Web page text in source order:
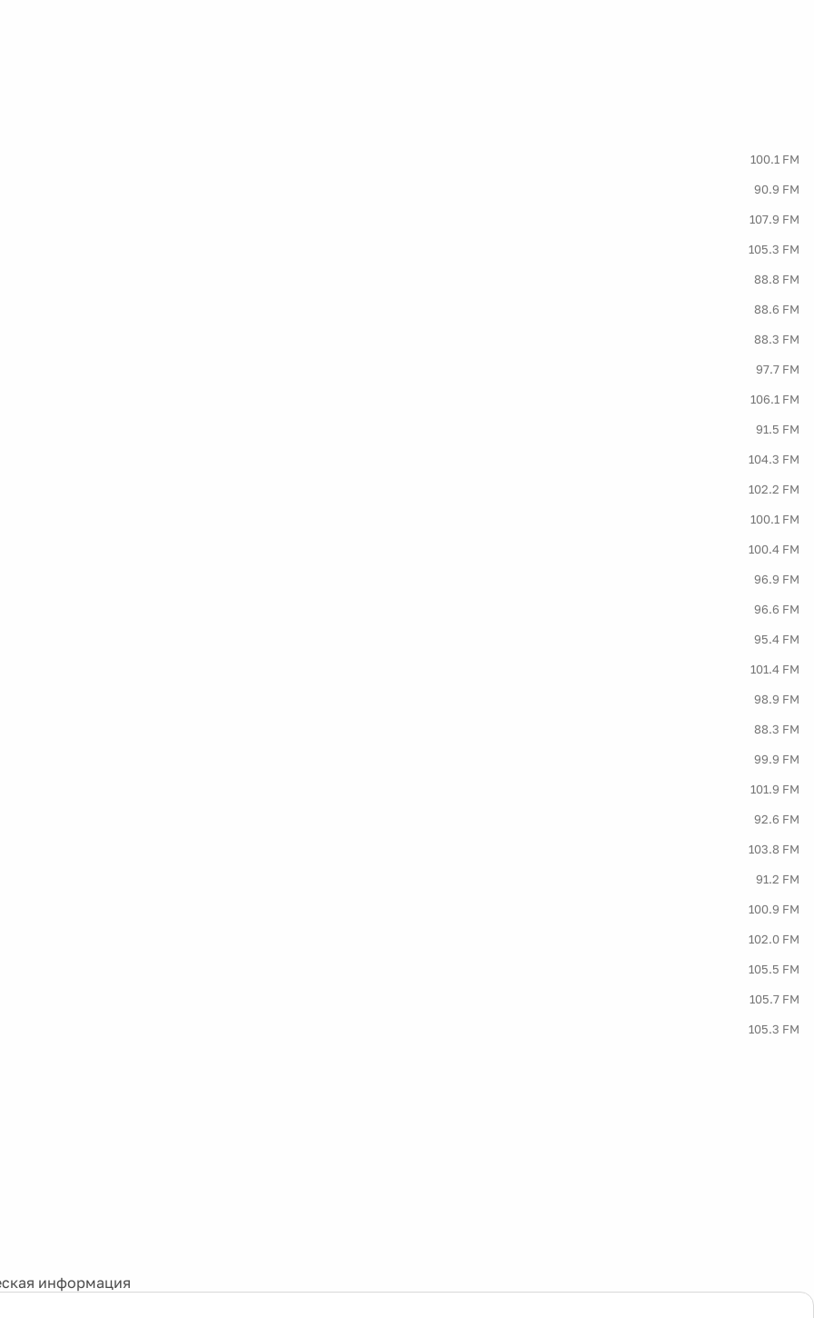
100.1 FM
90.9 FM
107.9 FM
105.3 FM
88.8 FM
88.6 FM
88.3 FM
97.7 FM
106.1 FM
91.5 FM
104.3 FM
102.2 FM
100.1 FM
100.4 FM
96.9 FM
96.6 FM
95.4 FM
101.4 FM
98.9 FM
88.3 FM
99.9 FM
101.9 FM
92.6 FM
103.8 FM
91.2 FM
100.9 FM
102.0 FM
105.5 FM
105.7 FM
105.3 FM
информация